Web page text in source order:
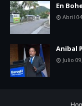
En
Abril
Anibal
Julio